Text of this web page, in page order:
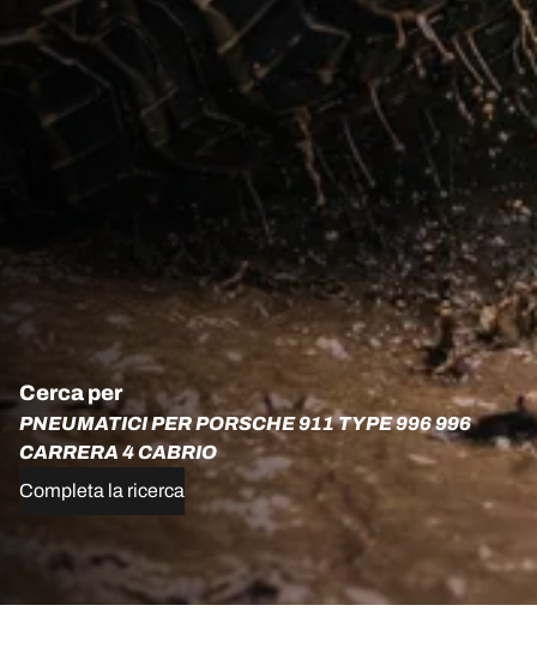
Cerca per
PNEUMATICI PER PORSCHE 911 TYPE 996 996
CARRERA 4 CABRIO
Completa la ricerca